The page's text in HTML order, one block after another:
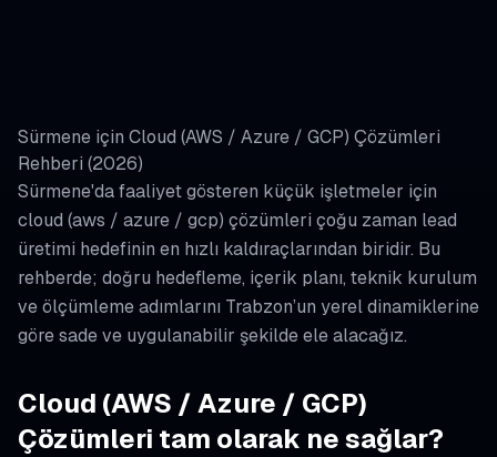
Sürmene için Cloud (AWS / Azure / GCP) Çözümleri
Rehberi (2026)
Sürmene'da faaliyet gösteren küçük işletmeler için
cloud (aws / azure / gcp) çözümleri çoğu zaman lead
üretimi hedefinin en hızlı kaldıraçlarından biridir. Bu
rehberde; doğru hedefleme, içerik planı, teknik kurulum
ve ölçümleme adımlarını Trabzon’un yerel dinamiklerine
göre sade ve uygulanabilir şekilde ele alacağız.
Cloud (AWS / Azure / GCP)
Çözümleri tam olarak ne sağlar?